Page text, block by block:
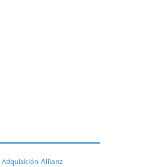
Adquisición Allianz